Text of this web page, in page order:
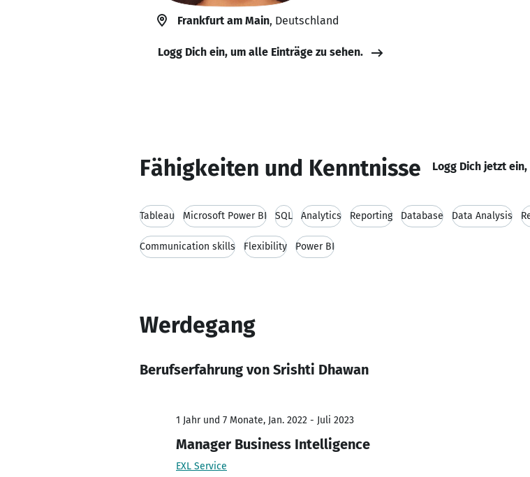
Frankfurt am Main, Deutschland
Logg Dich ein, um alle Einträge zu sehen.
Fähigkeiten und Kenntnisse Logg Dich jetzt
Tableau Microsoft Power BI SQL Analytics Reporting Database Data Analysis
Communication skills Flexibility Power BI
Werdegang
Berufserfahrung von Srishti Dhawan
1 Jahr und 7 Monate, Jan. 2022 - Juli 2023
Manager Business Intelligence
EXL Service